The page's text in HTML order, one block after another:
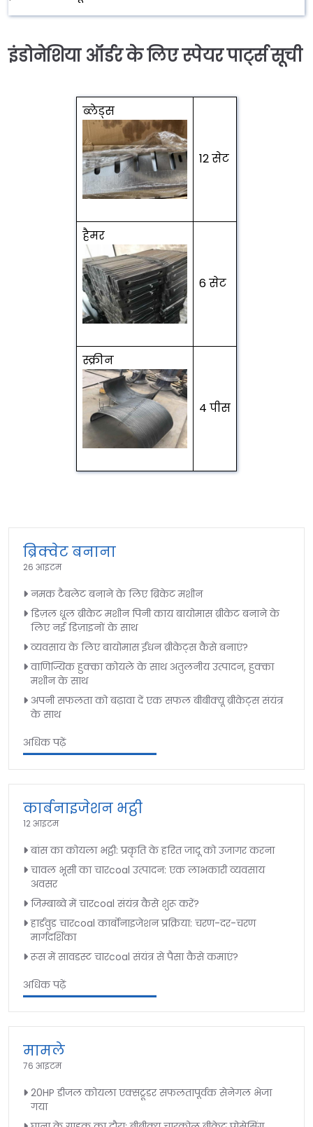
इंडोनेशिया ऑर्डर के लिए स्पेयर पार्ट्स सूची
ब्लेड्स
12 सेट
हैमर
6 सेट
स्क्रीन
4 पीस
ब्रिक्वेट बनाना
26 आइटम
नमक टैबलेट बनाने के लिए ब्रिकेट मशीन
डिज़ल धूल ब्रीकेट मशीन पिनी काय बायोमास ब्रीकेट बनाने के
लिए नई डिज़ाइनों के साथ
व्यवसाय के लिए बायोमास ईंधन ब्रीकेट्स कैसे बनाएं?
वाणिज्यिक हुक्का कोयले के साथ अतुलनीय उत्पादन, हुक्का
मशीन के साथ
अपनी सफलता को बढ़ावा दें एक सफल बीबीक्यू ब्रीकेट्स संयंत्र
के साथ
अधिक पढ़ें
कार्बनाइजेशन भट्ठी
12 आइटम
बांस का कोयला भट्ठी: प्रकृति के हरित जादू को उजागर करना
चावल भूसी का चारcoal उत्पादन: एक लाभकारी व्यवसाय
अवसर
जिम्बाब्वे में चारcoal संयंत्र कैसे शुरू करें?
हार्डवुड चारcoal कार्बोनाइजेशन प्रक्रिया: चरण-दर-चरण
मार्गदर्शिका
रूस में सावडस्ट चारcoal संयंत्र से पैसा कैसे कमाएं?
अधिक पढ़ें
मामले
76 आइटम
20HP डीजल कोयला एक्सट्रूडर सफलतापूर्वक सेनेगल भेजा
गया